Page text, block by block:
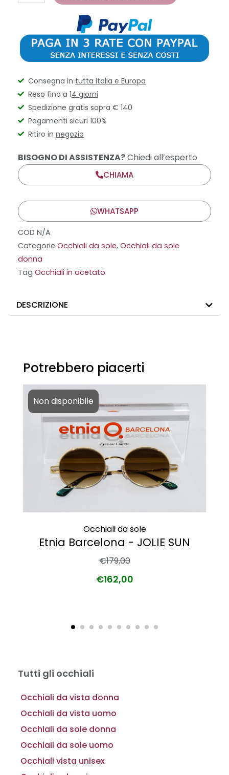
Consegna in tutta Italia e Europa
Reso fino a 14 giorni
Spedizione gratis sopra € 140
Pagamenti sicuri 100%
Ritiro in negozio
BISOGNO DI ASSISTENZA?Chiedi all’esperto
CHIAMA
WHATSAPP
COD N/A
Categorie Occhiali da sole, Occhiali da sole
donna
Tag Occhiali in acetato
DESCRIZIONE
Potrebbero piacerti
Non disponibile
Occhiali da sole
Etnia Barcelona - JOLIE SUN
€179,00
€162,00
Tutti gli occhiali
Occhiali da vista donna
Occhiali da vista uomo
Occhiali da sole donna
Occhiali da sole uomo
Occhiali vista unisex